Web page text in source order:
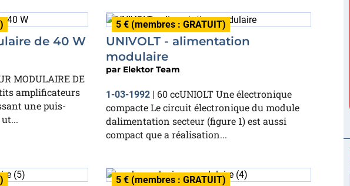
de 40 W
MODULAIRE DE
amplificateurs
une puis-
5 € (membres : GRATUIT)
UNIVOLT - alimentation
modulaire
par Elektor Team
1-03-1992 | 60 ccUNIOLT Une électronique
compacte Le circuit électronique du module
dalimentation secteur (figure 1) est aussi
compact que a réalisation...
5 € (membres : GRATUIT)